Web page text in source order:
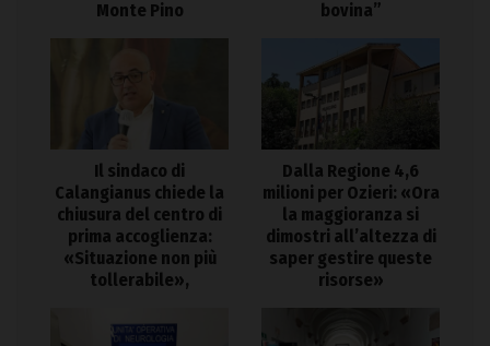
Monte Pino
bovina”
Il sindaco di
Calangianus chiede la
chiusura del centro di
prima accoglienza:
«Situazione non più
tollerabile»,
Dalla Regione 4,6
milioni per Ozieri: «Ora
la maggioranza si
dimostri all’altezza di
saper gestire queste
risorse»